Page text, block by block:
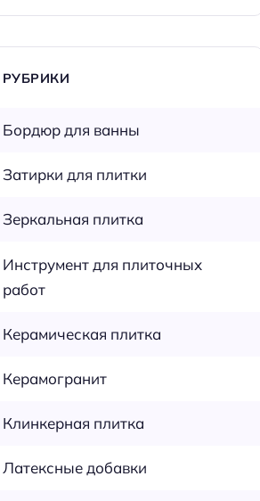
РУБРИКИ
Бордюр для ванны
Затирки для плитки
Зеркальная плитка
Инструмент для плиточных
работ
Керамическая плитка
Керамогранит
Клинкерная плитка
Латексные добавки